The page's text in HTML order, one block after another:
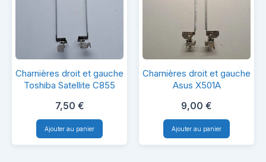
Charnières
droit
et
gauche
Toshiba
Charnières droit et gauche
Toshiba Satellite C855
7,50 €
Ajouter au panier
Charnières
droit
et
gauche
Asus
Charnières droit et gauche
Asus X501A
9,00 €
Ajouter au panier